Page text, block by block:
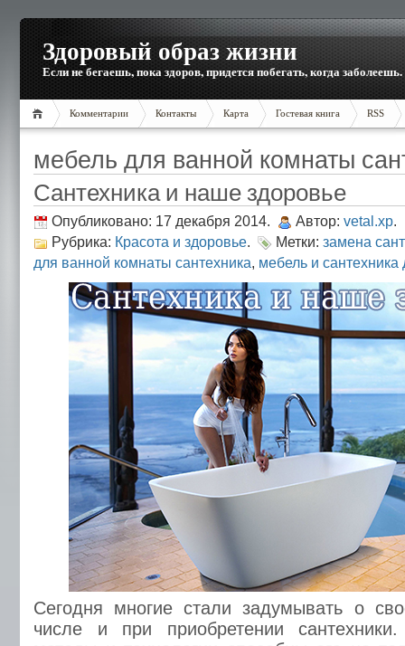
Здоровый образ жизни
Если не бегаешь, пока здоров, придется побегать, когда заболеешь.
Комментарии Контакты Карта Гостевая книга RSS
мебель для ванной комнаты
Сантехника и наше здоровье
Опубликовано: 17 декабря 2014. Автор: vetal.xp.
Рубрика: Красота и здоровье. Метки: замена
для ванной комнаты сантехника, мебель и сантехника
Сегодня многие стали задумывать о
числе и при приобретении